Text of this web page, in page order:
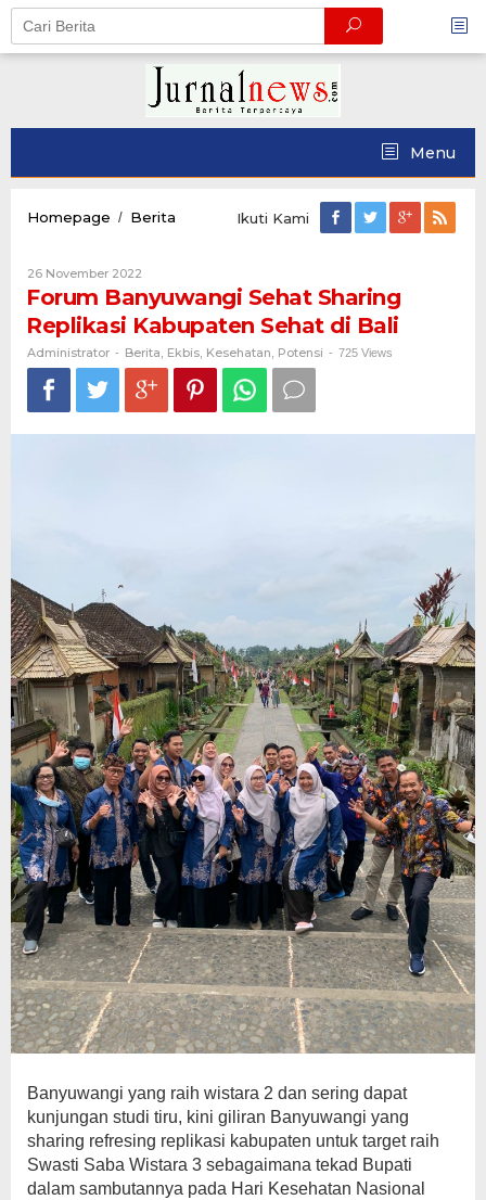
Skip
content
Menu
Homepage / Berita
Replikasi
Kabupaten
Sehat
di
Bali
Ikuti Kami
26 November 2022
Forum Banyuwangi Sehat Sharing
Replikasi Kabupaten Sehat di Bali
Administrator - Berita, Ekbis, Kesehatan, Potensi - 725 Views
Banyuwangi yang raih wistara 2 dan sering dapat
kunjungan studi tiru, kini giliran Banyuwangi yang
sharing refresing replikasi kabupaten untuk target raih
Swasti Saba Wistara 3 sebagaimana tekad Bupati
dalam sambutannya pada Hari Kesehatan Nasional